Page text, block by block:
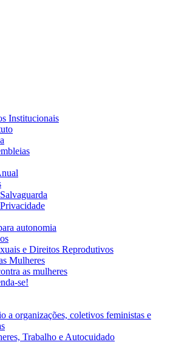
Institucionais
autonomia
e Direitos Reprodutivos
Mulheres
as mulheres
se!
a organizações, coletivos feministas e
Trabalho e Autocuidado